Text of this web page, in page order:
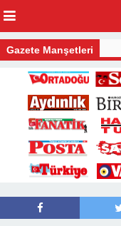
Gazete Manşetleri